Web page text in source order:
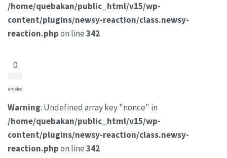
/home/quebakan/public_html/v15/wp-
content/plugins/newsy-reaction/class.newsy-
reaction.phpon line342
0
emelec
Warning: Undefined array key "nonce" in
/home/quebakan/public_html/v15/wp-
content/plugins/newsy-reaction/class.newsy-
reaction.phpon line342